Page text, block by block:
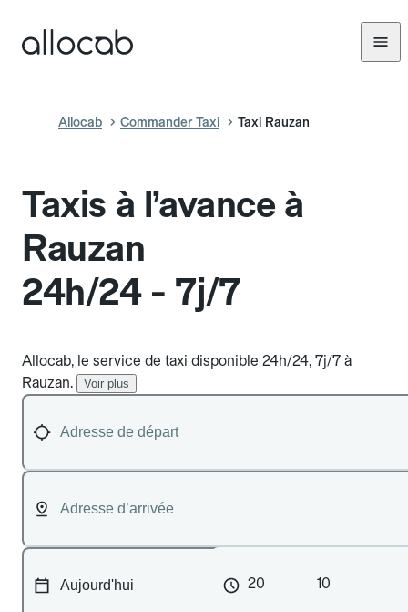
Allocab Commander Taxi Taxi Rauzan
Taxis à l’avance à
Rauzan
24h/24 - 7j/7
Allocab, le service de taxi disponible 24h/24, 7j/7 à
Rauzan.
Voir plus
20 10